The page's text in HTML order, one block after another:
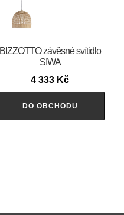
BIZZOTTO závěsné svítidlo
SIWA
4 333 Kč
DO OBCHODU